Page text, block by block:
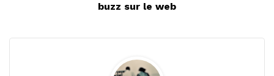
buzz sur le web